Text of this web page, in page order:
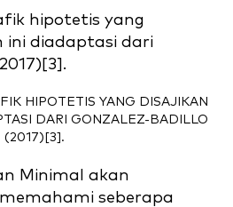
HIPOTETIS YANG DISAJIKAN
DARI GONZALEZ-BADILLO
(2017)[3].
Minimal akan
seberapa